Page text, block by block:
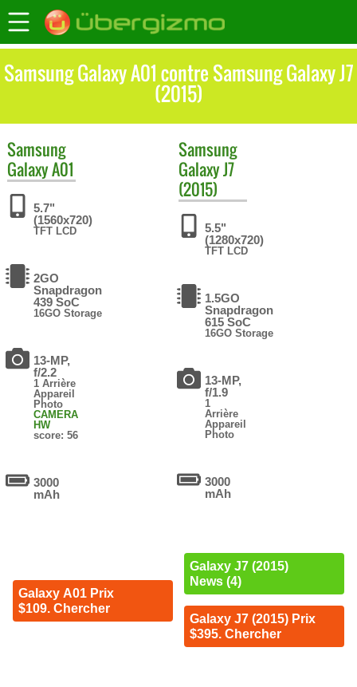
Samsung Galaxy A01 contre Samsung Galaxy J7
(2015)
Samsung
Galaxy A01
5.7"
(1560x720)
TFT LCD
2GO
Snapdragon
439 SoC
16GO Storage
13-MP,
f/2.2
1 Arrière
Appareil
Photo
CAMERA
HW
score: 56
3000
mAh
Galaxy A01 Prix
$109. Chercher
Samsung
Galaxy J7
(2015)
5.5"
(1280x720)
TFT LCD
1.5GO
Snapdragon
615 SoC
16GO Storage
13-MP,
f/1.9
1
Arrière
Appareil
Photo
3000
mAh
Galaxy J7 (2015)
News (4)
Galaxy J7 (2015) Prix
$395. Chercher